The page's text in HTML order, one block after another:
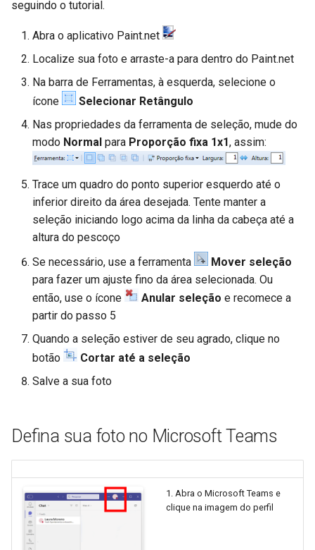
seguindo o tutorial.
Abra o aplicativo Paint.net
Localize sua foto e arraste-a para dentro do Paint.net
Na barra de Ferramentas, à esquerda, selecione o
ícone
Selecionar Retângulo
Nas propriedades da ferramenta de seleção, mude do
modo Normal para Proporção fixa 1x1, assim:
Trace um quadro do ponto superior esquerdo até o
inferior direito da área desejada. Tente manter a
seleção iniciando logo acima da linha da cabeça até a
altura do pescoço
Se necessário, use a ferramenta
Mover seleção
para fazer um ajuste fino da área selecionada. Ou
então, use o ícone
Anular seleção e recomece a
partir do passo 5
Quando a seleção estiver de seu agrado, clique no
botão
Cortar até a seleção
Salve a sua foto
Defina sua foto no Microsoft Teams
1. Abra o Microsoft Teams e
clique na imagem do perfil